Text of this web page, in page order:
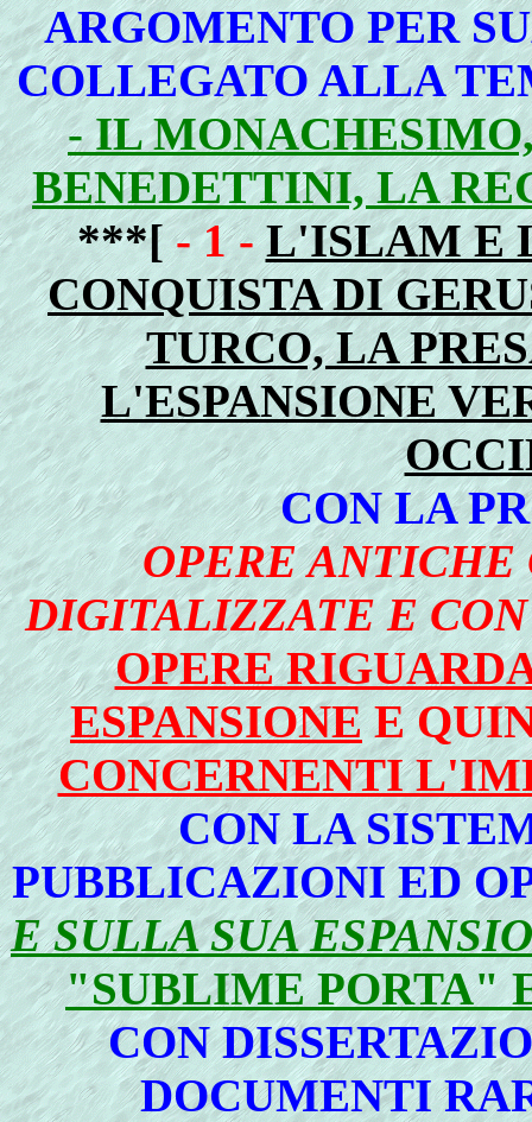
ARGOMENTO PER
COLLEGATO ALLA
- IL
BENEDETTINI, LA
***[- 1 -L'ISLAM E
CONQUISTA DI
TURCO, LA
L'ESPANSIONE
CON LA
OPERE
DIGITALIZZATE E
OPERE
ESPANSIONEE
CONCERNENTI
CON LA
PUBBLICAZIONI ED
E SULLA SUA
"SUBLIME PORTA"
CON
DOCUMENTI